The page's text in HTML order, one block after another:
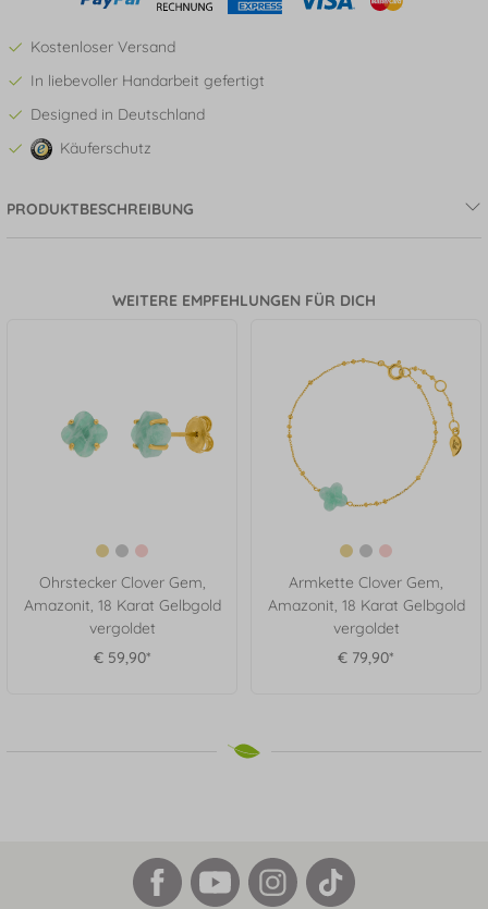
Kostenloser Versand
In liebevoller Handarbeit gefertigt
Designed in Deutschland
Käuferschutz
PRODUKTBESCHREIBUNG
WEITERE EMPFEHLUNGEN FÜR DICH
Ohrstecker Clover Gem,
Amazonit, 18 Karat Gelbgold
vergoldet
€ 59,90*
Armkette Clover Gem,
Amazonit, 18 Karat Gelbgold
vergoldet
€ 79,90*